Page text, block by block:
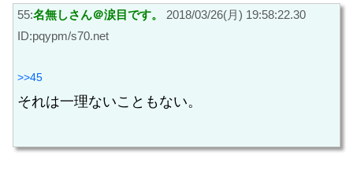
55:名無しさん＠涙目です。
2018/03/26(月) 19:58:22.30
ID:pqypm/s70.net
>>45
それは一理ないこともない。